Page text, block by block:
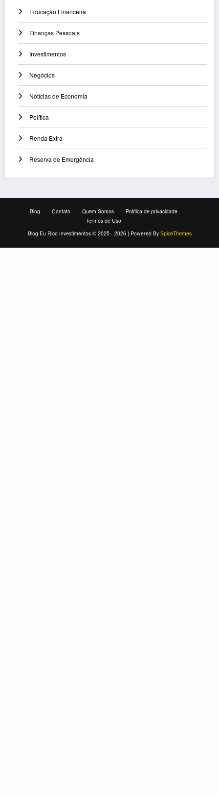
Educação Financeira
Finanças Pessoais
Investimentos
Negócios
Notícias de Economia
Política
Renda Extra
Reserva de Emergência
Blog Contato Quem Somos
Política de privacidade
Termos de Uso
Blog Eu Rico Investimentos © 2025 - 2026 | Powered By SpiceThemes